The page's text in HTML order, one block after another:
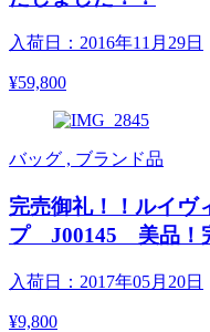
入荷日：2016年11月29日
¥59,800
バッグ , ブランド品
完売御礼！！ルイ
プ J00145 美品！
入荷日：2017年05月20日
¥9,800